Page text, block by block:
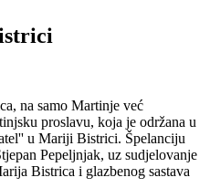
na samo Martinje već
proslavu, koja je održana u
u Mariji Bistrici. Špelanciju
Pepeljnjak, uz sudjelovanje
Bistrica i glazbenog sastava